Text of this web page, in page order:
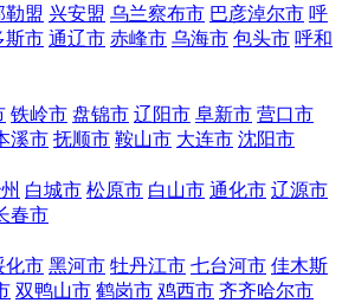
勒盟 兴安盟 乌兰察布市 巴彦淖尔市 呼
斯市 通辽市 赤峰市 乌海市 包头市 呼和
铁岭市 盘锦市 辽阳市 阜新市 营口市
溪市 抚顺市 鞍山市 大连市 沈阳市
白城市 松原市 白山市 通化市 辽源市
春市
化市 黑河市 牡丹江市 七台河市 佳木斯
双鸭山市 鹤岗市 鸡西市 齐齐哈尔市